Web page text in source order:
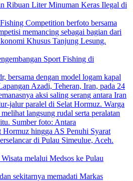
Ribuan Liter Minuman Keras Ilegal di
Sport Fishing di
hingga AS Penuhi Syarat
melalui Medsos ke Pulau